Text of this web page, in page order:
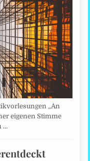
„An
eigenen Stimme
…